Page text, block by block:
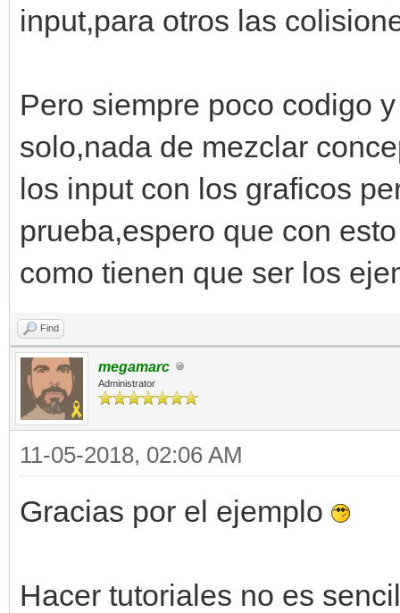
#cargamos los sprites
spriteset =
#mostramos el sprite
#colocamos el sprite
pantalla
mover_fondo = 0
#bucle principal
while
#mover fondo con
input,para otros las
Pero siempre poco codigo
solo,nada de mezclar
los input con los graficos
prueba,espero que con
como tienen que ser los
Find
megamarc
Administrator
11-05-2018, 02:06 AM
Gracias por el ejemplo
Hacer tutoriales no es